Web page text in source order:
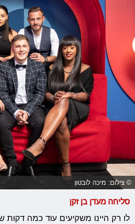
© צילום: מיכה לובטון
סליחה מעדן בן זקן
לו רק היינו משקיעים עוד כמה